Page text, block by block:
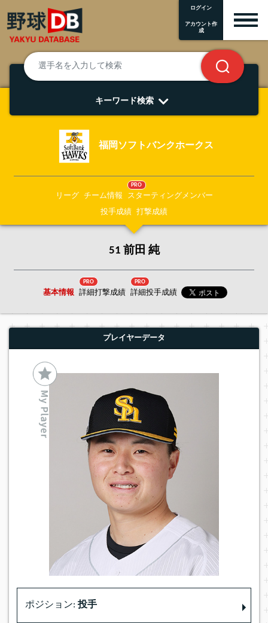
ログイン
アカウント作
成
キーワード検索
福岡ソフトバンクホークス
リーグ チーム情報
PRO
スターティングメンバー
投手成績 打撃成績
51 前田 純
基本情報
PRO
詳細打撃成績
PRO
詳細投手成績
プレイヤーデータ
ポジション: 投手